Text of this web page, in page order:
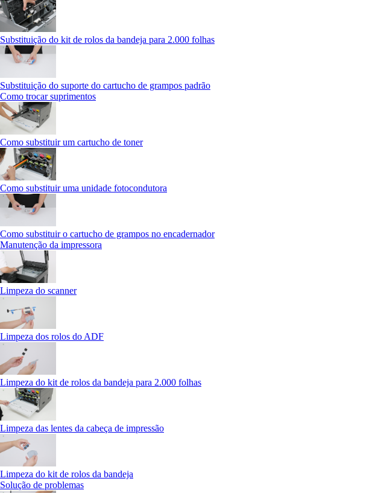
Substituição do kit de rolos da bandeja para 2.000 folhas
Substituição do suporte do cartucho de grampos padrão
Como trocar suprimentos
Como substituir um cartucho de toner
Como substituir uma unidade fotocondutora
Como substituir o cartucho de grampos no encadernador
Manutenção da impressora
Limpeza do scanner
Limpeza dos rolos do ADF
Limpeza do kit de rolos da bandeja para 2.000 folhas
Limpeza das lentes da cabeça de impressão
Limpeza do kit de rolos da bandeja
Solução de problemas